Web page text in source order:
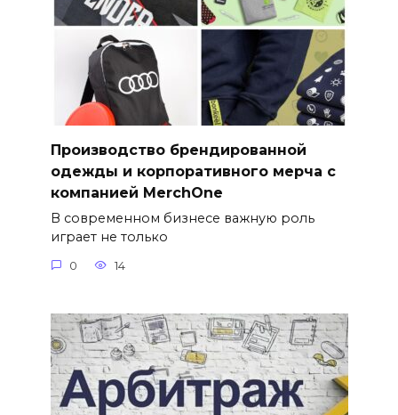
Производство брендированной
одежды и корпоративного мерча с
компанией MerchOne
В современном бизнесе важную роль
играет не только
0 14